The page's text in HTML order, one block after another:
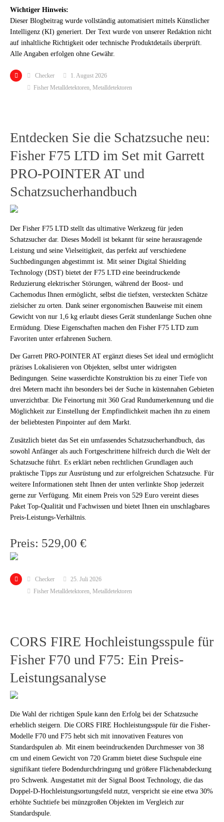
Wichtiger Hinweis:
Dieser Blogbeitrag wurde vollständig automatisiert mittels Künstlicher
Intelligenz (KI) generiert. Der Text wurde von unserer Redaktion nicht
auf inhaltliche Richtigkeit oder technische Produktdetails überprüft.
Alle Angaben erfolgen ohne Gewähr.
Checker
1. August 2026
Fisher Metalldetektoren Metalldetektoren
Entdecken Sie die Schatzsuche neu:
Fisher F75 LTD im Set mit Garrett
PRO-POINTER AT und
Schatzsucherhandbuch
Der Fisher F75 LTD stellt das ultimative Werkzeug für jeden
Schatzsucher dar. Dieses Modell ist bekannt für seine herausragende
Leistung und seine Vielseitigkeit, das perfekt auf verschiedene
Suchbedingungen abgestimmt ist. Mit seiner Digital Shielding
Technology (DST) bietet der F75 LTD eine beeindruckende
Reduzierung elektrischer Störungen, während der Boost- und
Cachemodus Ihnen ermöglicht, selbst die tiefsten, versteckten Schätze
zielsicher zu orten. Dank seiner ergonomischen Bauweise mit einem
Gewicht von nur 1,6 kg erlaubt dieses Gerät stundenlange Suchen ohne
Ermüdung. Diese Eigenschaften machen den Fisher F75 LTD zum
Favoriten unter erfahrenen Suchern.
Der Garrett PRO-POINTER AT ergänzt dieses Set ideal und ermöglicht
präzises Lokalisieren von Objekten, selbst unter widrigsten
Bedingungen. Seine wasserdichte Konstruktion bis zu einer Tiefe von
drei Metern macht ihn besonders bei der Suche in küstennahen Gebieten
unverzichtbar. Die Feinortung mit 360 Grad Rundumerkennung und die
Möglichkeit zur Einstellung der Empfindlichkeit machen ihn zu einem
der beliebtesten Pinpointer auf dem Markt.
Zusätzlich bietet das Set ein umfassendes Schatzsucherhandbuch, das
sowohl Anfänger als auch Fortgeschrittene hilfreich durch die Welt der
Schatzsuche führt. Es erklärt neben rechtlichen Grundlagen auch
praktische Tipps zur Ausrüstung und zur erfolgreichen Schatzsuche. Für
weitere Informationen steht Ihnen der unten verlinkte Shop jederzeit
gerne zur Verfügung. Mit einem Preis von 529 Euro vereint dieses
Paket Top-Qualität und Fachwissen und bietet Ihnen ein unschlagbares
Preis-Leistungs-Verhältnis.
Preis: 529,00 €
Checker
25. Juli 2026
Fisher Metalldetektoren, Metalldetektoren
CORS FIRE Hochleistungsspule für
Fisher F70 und F75: Ein Preis-
Leistungsanalyse
Die Wahl der richtigen Spule kann den Erfolg bei der Schatzsuche
erheblich steigern. Die CORS FIRE Hochleistungsspule für die Fisher-
Modelle F70 und F75 hebt sich mit innovativen Features von
Standardspulen ab. Mit einem beeindruckenden Durchmesser von 38
cm und einem Gewicht von 720 Gramm bietet diese Suchspule eine
signifikant tiefere Bodendurchdringung und größere Flächenabdeckung
pro Schwenk. Ausgestattet mit der Signal Boost Technology, die das
Doppel-D-Hochleistungsortungsfeld nutzt, verspricht sie eine etwa 30%
erhöhte Suchtiefe bei münzgroßen Objekten im Vergleich zur
Standardspule.